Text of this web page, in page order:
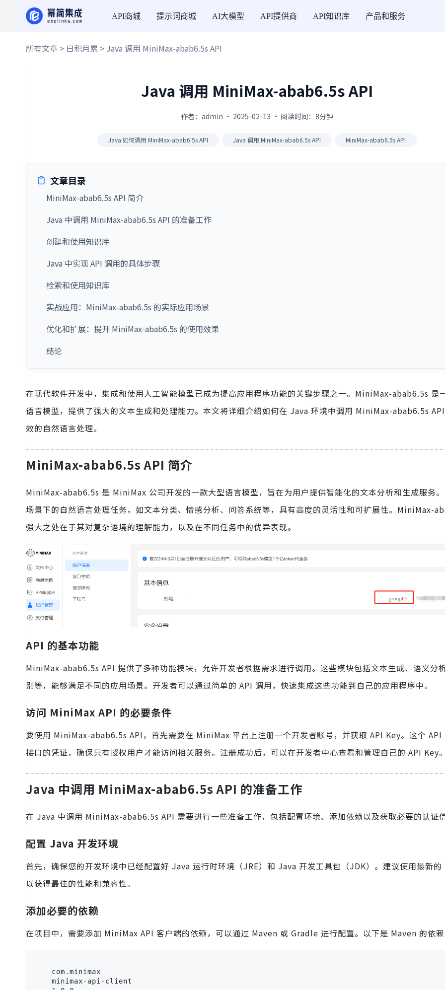
API商城 提示词商城 AI大模型 API提供商 API知识库 产品和服务
所有文章 > 日积月累 > Java 调用 MiniMax-abab6.5s API
Java 调用 MiniMax-abab6.5s API
作者：admin · 2025-02-13 · 阅读时间：8分钟
Java 如何调用 MiniMax-abab6.5s API Java 调用 MiniMax-abab6.5s API MiniMax-abab6.5s API
文章目录
MiniMax-abab6.5s API 简介
Java 中调用 MiniMax-abab6.5s API 的准备工作
创建和使用知识库
Java 中实现 API 调用的具体步骤
检索和使用知识库
实战应用：MiniMax-abab6.5s 的实际应用场景
优化和扩展：提升 MiniMax-abab6.5s 的使用效果
结论
在现代软件开发中，集成和使用人工智能模型已成为提高应用程序功能的关键步骤之一。MiniMax-abab6.5s 是
语言模型，提供了强大的文本生成和处理能力。本文将详细介绍如何在 Java 环境中调用 MiniMax-abab6.5s
效的自然语言处理。
MiniMax-abab6.5s API 简介
MiniMax-abab6.5s 是 MiniMax 公司开发的一款大型语言模型，旨在为用户提供智能化的文本分析和生成服务
场景下的自然语言处理任务，如文本分类、情感分析、问答系统等，具有高度的灵活性和可扩展性。MiniMax-
强大之处在于其对复杂语境的理解能力，以及在不同任务中的优异表现。
API 的基本功能
MiniMax-abab6.5s API 提供了多种功能模块，允许开发者根据需求进行调用。这些模块包括文本生成、语义分
别等，能够满足不同的应用场景。开发者可以通过简单的 API 调用，快速集成这些功能到自己的应用程序中。
访问 MiniMax API 的必要条件
要使用 MiniMax-abab6.5s API，首先需要在 MiniMax 平台上注册一个开发者账号，并获取 API Key。这个 API
接口的凭证，确保只有授权用户才能访问相关服务。注册成功后，可以在开发者中心查看和管理自己的 API Key。
Java 中调用 MiniMax-abab6.5s API 的准备工作
在 Java 中调用 MiniMax-abab6.5s API 需要进行一些准备工作，包括配置环境、添加依赖以及获取必要的认证信
配置 Java 开发环境
首先，确保您的开发环境中已经配置好 Java 运行时环境（JRE）和 Java 开发工具包（JDK）。建议使用最新的
以获得最佳的性能和兼容性。
添加必要的依赖
在项目中，需要添加 MiniMax API 客户端的依赖，可以通过 Maven 或 Gradle 进行配置。以下是 Maven 的依赖
    com.minimax
    minimax-api-client